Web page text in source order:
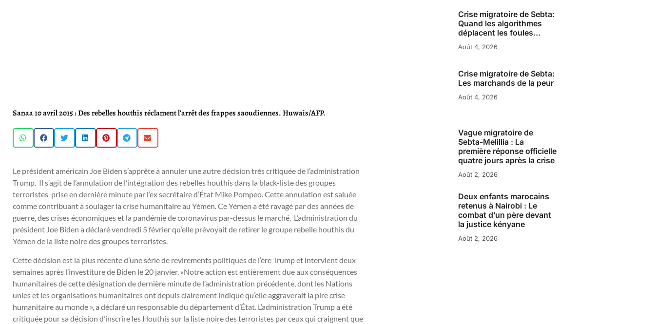
Sanaa 10 avril 2015 : Des rebelles houthis réclament l'arrêt des frappes saoudiennes. Huwais/AFP.
Le président américain Joe Biden s’apprête à annuler une autre décision très critiquée de l’administration
Trump. Il s’agit de l’annulation de l’intégration des rebelles houthis dans la black-liste des groupes
terroristes prise en dernière minute par l’ex secrétaire d’État Mike Pompeo. Cette annulation est saluée
comme contribuant à soulager la crise humanitaire au Yémen. Ce Yémen a été ravagé par des années de
guerre, des crises économiques et la pandémie de coronavirus par-dessus le marché. L’administration du
président Joe Biden a déclaré vendredi 5 février qu’elle prévoyait de retirer le groupe rebelle houthis du
Yémen de la liste noire des groupes terroristes.
Cette décision est la plus récente d’une série de revirements politiques de l’ère Trump et intervient deux
semaines après l’investiture de Biden le 20 janvier. «Notre action est entièrement due aux conséquences
humanitaires de cette désignation de dernière minute de l’administration précédente, dont les Nations
unies et les organisations humanitaires ont depuis clairement indiqué qu’elle aggraverait la pire crise
humanitaire au monde », a déclaré un responsable du département d’État. L’administration Trump a été
critiquée pour sa décision d’inscrire les Houthis sur la liste noire des terroristes par ceux qui craignent que
Crise migratoire de Sebta:
Quand les algorithmes
déplacent les foules…
Août 4, 2026
Crise migratoire de Sebta:
Les marchands de la peur
Août 4, 2026
Vague migratoire de
Sebta-Melillia : La
première réponse officielle
quatre jours après la crise
Août 2, 2026
Deux enfants marocains
retenus à Nairobi : Le
combat d’un père devant
la justice kényane
Août 2, 2026